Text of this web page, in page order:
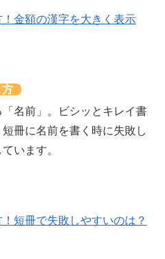
金額の漢字を大きく表示
方
名前」。ビシッとキレイ書
冊に名前を書く時に失敗し
います。
短冊で失敗しやすいのは？